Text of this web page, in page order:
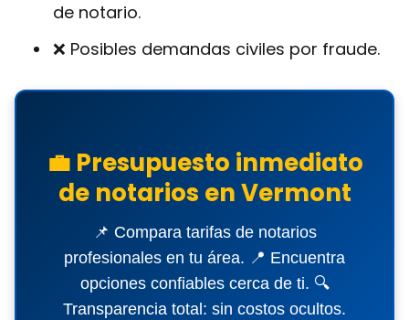
de notario.
❌ Posibles demandas civiles por fraude.
💼 Presupuesto inmediato
de notarios en Vermont
📌 Compara tarifas de notarios
profesionales en tu área. 📍 Encuentra
opciones confiables cerca de ti. 🔍
Transparencia total: sin costos ocultos.